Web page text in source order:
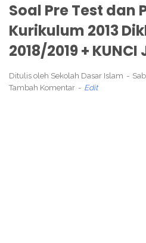
Soal Pre Test dan
Kurikulum 2013
2018/2019 + KUNCI
Ditulis oleh Sekolah Dasar Islam
Tambah Komentar
Edit